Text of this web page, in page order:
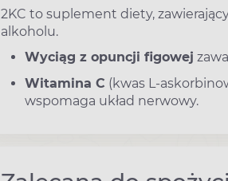
2KC to suplement diety,
alkoholu.
Wyciąg z opuncji figowej
Witamina C (kwas L-
wspomaga układ nerwowy.